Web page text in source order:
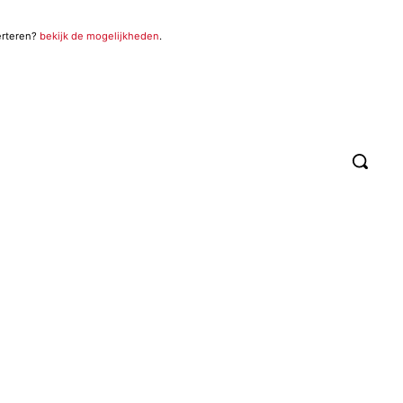
bekijk de mogelijkheden.